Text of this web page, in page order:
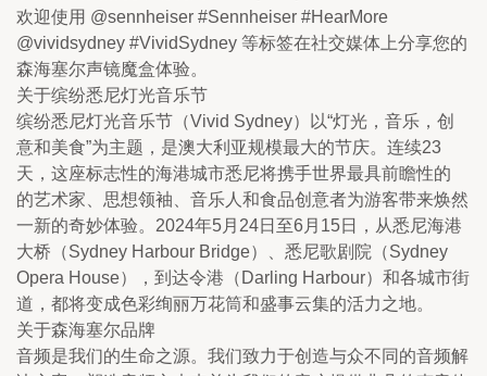
欢迎使用 @sennheiser #Sennheiser #HearMore
@vividsydney #VividSydney 等标签在社交媒体上分享您的
森海塞尔声镜魔盒体验。
关于缤纷悉尼灯光音乐节
缤纷悉尼灯光音乐节（Vivid Sydney）以“灯光，音乐，创
意和美食”为主题，是澳大利亚规模最大的节庆。连续23
天，这座标志性的海港城市悉尼将携手世界最具前瞻性的
的艺术家、思想领袖、音乐人和食品创意者为游客带来焕然
一新的奇妙体验。2024年5月24日至6月15日，从悉尼海港
大桥（Sydney Harbour Bridge）、悉尼歌剧院（Sydney
Opera House），到达令港（Darling Harbour）和各城市街
道，都将变成色彩绚丽万花筒和盛事云集的活力之地。
关于森海塞尔品牌
音频是我们的生命之源。我们致力于创造与众不同的音频解